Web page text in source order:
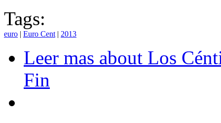
Tags:
euro Euro Cent| 2013
Leer mas about Los
Fin